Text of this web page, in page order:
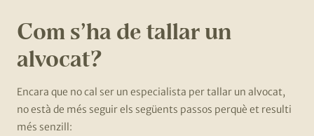
Com s’ha de tallar un
alvocat?
Encara que no cal ser un especialista per tallar un alvocat,
no està de més seguir els següents passos perquè et resulti
més senzill: